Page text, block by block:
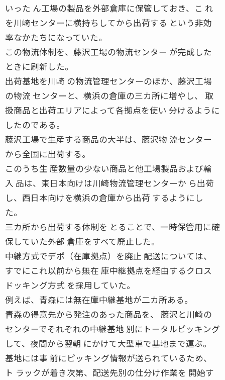
いった ん工場の製品を外部倉庫に保管しておき、こ れ
を川崎センターに横持ちしてから出荷する という非効
率なかたちになっていた。
この物流体制を、藤沢工場の物流センター が完成した
ときに刷新した。
出荷基地を川崎 の物流管理センターのほか、藤沢工場
の物流 センターと、横浜の倉庫の三カ所に増やし、 取
扱商品と出荷エリアによって各拠点を使い 分けるように
したのである。
藤沢工場で生産する商品の大半は、藤沢物 流センター
から全国に出荷する。
このうち生 産数量の少ない商品と他工場製品および輸
入 品は、東日本向けは川崎物流管理センターか ら出荷
し、西日本向けを横浜の倉庫から出荷 するようにし
た。
三カ所から出荷する体制を とることで、一時保管用に確
保していた外部 倉庫をすべて廃止した。
中継方式でデポ（在庫拠点）を廃止 配送については、
すでにこれ以前から無在 庫中継拠点を経由するクロス
ドッキング方式 を採用していた。
例えば、青森には無在庫中継基地が二カ所ある。
青森の得意先から発注のあった商品を、 藤沢と川崎の
センターでそれぞれの中継基地 別にトータルピッキング
して、夜間から翌朝 にかけて大型車で基地まで運ぶ。
基地には事 前にピッキング情報が送られているため、
ト ラックが着き次第、配送先別の仕分け作業を 開始す